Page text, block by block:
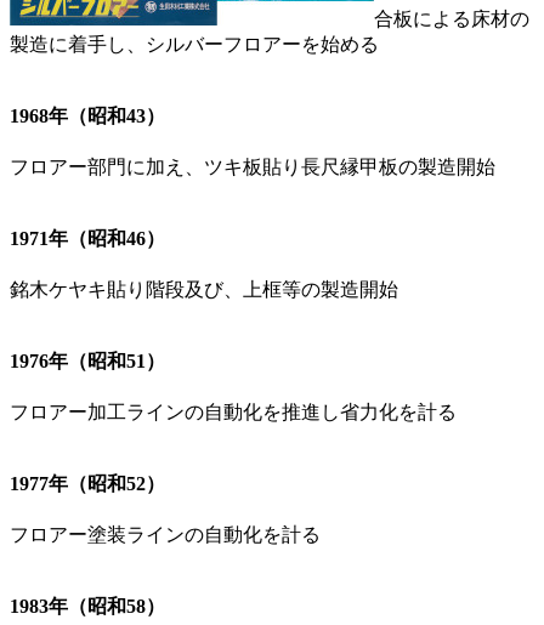
合板による床材の
製造に着手し、シルバーフロアーを始める
1968年（昭和43）
フロアー部門に加え、ツキ板貼り長尺縁甲板の製造開始
1971年（昭和46）
銘木ケヤキ貼り階段及び、上框等の製造開始
1976年（昭和51）
フロアー加工ラインの自動化を推進し省力化を計る
1977年（昭和52）
フロアー塗装ラインの自動化を計る
1983年（昭和58）